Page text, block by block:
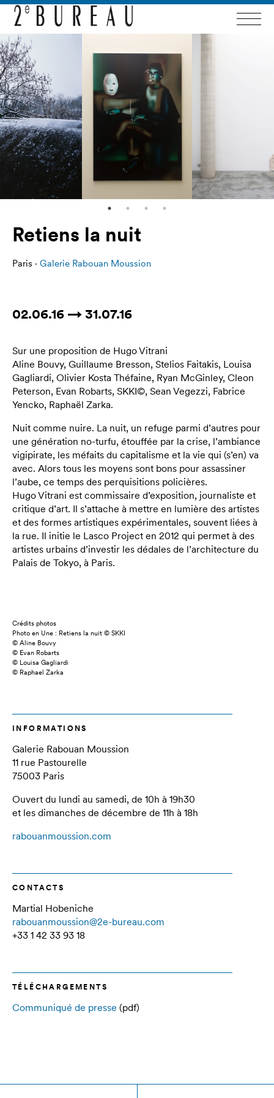
Retiens la nuit
Paris · Galerie Rabouan Moussion
02.06.16 → 31.07.16
Sur une proposition de Hugo Vitrani
Aline Bouvy, Guillaume Bresson, Stelios Faitakis, Louisa
Gagliardi, Olivier Kosta Théfaine, Ryan McGinley, Cleon
Peterson, Evan Robarts, SKKI©, Sean Vegezzi, Fabrice
Yencko, Raphaël Zarka.
Nuit comme nuire. La nuit, un refuge parmi d’autres pour
une génération no-turfu, étouffée par la crise, l’ambiance
vigipirate, les méfaits du capitalisme et la vie qui (s’en) va
avec. Alors tous les moyens sont bons pour assassiner
l’aube, ce temps des perquisitions policières.
Hugo Vitrani est commissaire d’exposition, journaliste et
critique d’art. Il s’attache à mettre en lumière des artistes
et des formes artistiques expérimentales, souvent liées à
la rue. Il initie le Lasco Project en 2012 qui permet à des
artistes urbains d’investir les dédales de l’architecture du
Palais de Tokyo, à Paris.
Crédits photos
Photo en Une : Retiens la nuit © SKKI
© Aline Bouvy
© Evan Robarts
© Louisa Gagliardi
© Raphael Zarka
INFORMATIONS
Galerie Rabouan Moussion
11 rue Pastourelle
75003 Paris
Ouvert du lundi au samedi, de 10h à 19h30
et les dimanches de décembre de 11h à 18h
rabouanmoussion.com
CONTACTS
Martial Hobeniche
rabouanmoussion@2e-bureau.com
+33 1 42 33 93 18
TÉLÉCHARGEMENTS
Communiqué de presse (pdf)